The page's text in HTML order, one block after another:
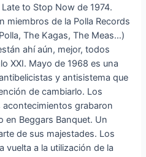
to Stop Now de 1974.
miembros de la Polla Records
The Kagas, The Meas…)
ahí aún, mejor, todos
XXI. Mayo de 1968 es una
y antisistema que
de cambiarlo. Los
grabaron
en Beggars Banquet. Un
de sus majestades. Los
vuelta a la utilización de la